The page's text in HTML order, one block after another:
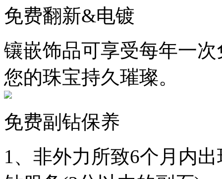
免费翻新&电镀
镶嵌饰品可享受每年一
您的珠宝持久璀璨。
免费副钻保养
1、非外力所致6个月内